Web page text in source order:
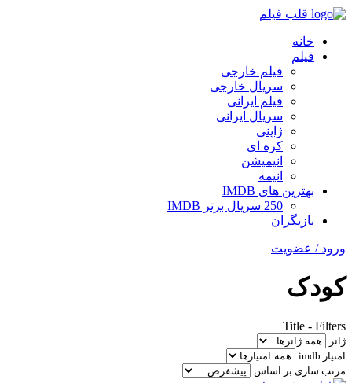
قلب فیلم
خانه
فیلم
فیلم خارجی
سریال خارجی
فیلم ایرانی
سریال ایرانی
ژاپنی
کره ای
انیمیشن
انیمه
بهترین های IMDB
250 سریال برتر IMDB
بازیگران
ورود / عضویت
کودک
Title - Filters
ژانر
امتیاز imdb
مرتب سازی بر اساس